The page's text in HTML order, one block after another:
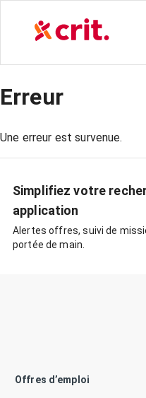
Erreur
Une erreur est survenue.
Simplifiez votre
application
Alertes offres, suivi de
portée de main.
Offres d’emploi